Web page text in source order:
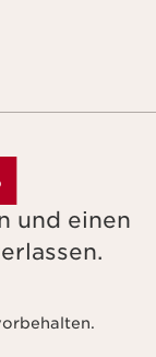
und einen